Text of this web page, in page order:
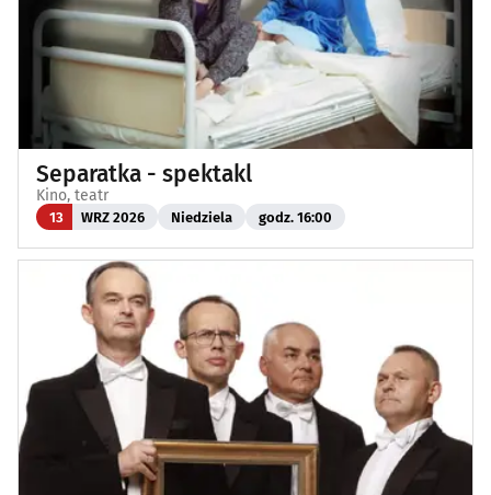
Separatka - spektakl
Kino, teatr
13 WRZ 2026 Niedziela godz. 16:00